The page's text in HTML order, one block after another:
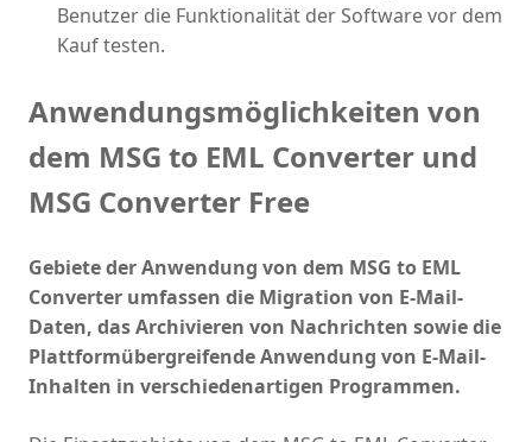
Benutzer die Funktionalität der Software vor dem
Kauf testen.
Anwendungsmöglichkeiten von
dem MSG to EML Converter und
MSG Converter Free
Gebiete der Anwendung von dem MSG to EML
Converter umfassen die Migration von E-Mail-
Daten, das Archivieren von Nachrichten sowie die
Plattformübergreifende Anwendung von E-Mail-
Inhalten in verschiedenartigen Programmen.